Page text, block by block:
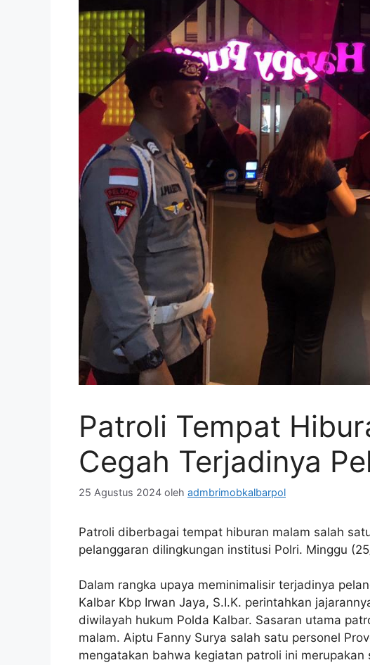
Patroli Tempat
Cegah Terjadinya
25 Agustus 2024 oleh admbrimobkalbarpol
Patroli diberbagai tempat hiburan malam salah
pelanggaran dilingkungan institusi Polri. Minggu
Dalam rangka upaya meminimalisir terjadinya
Kalbar Kbp Irwan Jaya, S.I.K. perintahkan
diwilayah hukum Polda Kalbar. Sasaran utama
malam. Aiptu Fanny Surya salah satu personel
mengatakan bahwa kegiatan patroli ini